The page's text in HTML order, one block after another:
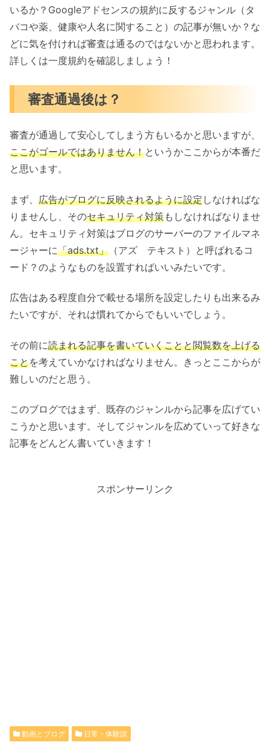
いるか？Googleアドセンスの規約に反するジャンル（タ
バコや薬、健康や人名に関すること）の記事が無いか？な
どに気を付ければ審査は通るのではないかと思われます。
詳しくは一度規約を確認しましょう！
審査通過後は？
審査が通過して安心してしまう方もいるかと思いますが、
ここがゴールではありません！というかここからが本番だ
と思います。
まず、 広告がブログに反映されるように設定しなければな
りませんし、そのセキュリティ対策もしなければなりませ
ん。セキュリティ対策はブログのサーバーのファイルマネ
ージャーに「ads.txt」 （アズ テキスト）と呼ばれるコ
ード？のようなものを設置すればいいみたいです。
広告はある程度自分で載せる場所を設定したりも出来るみ
たいですが、それは慣れてからでもいいでしょう。
その前に読まれる記事を書いていくことと閲覧数を上げる
ことを考えていかなければなりません。きっとここからが
難しいのだと思う。
このブログではまず、既存のジャンルから記事を広げてい
こうかと思います。そしてジャンルを広めていって好きな
記事をどんどん書いていきます！
スポンサーリンク
動画とブログ 日常・体験談